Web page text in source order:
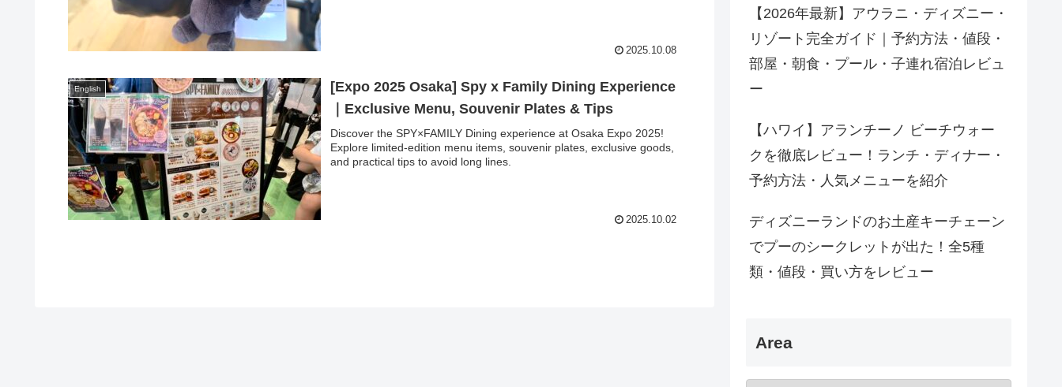
2025.10.08
English
[Expo 2025 Osaka] Spy x Family Dining Experience
｜Exclusive Menu, Souvenir Plates & Tips
Discover the SPY×FAMILY Dining experience at Osaka Expo 2025!
Explore limited-edition menu items, souvenir plates, exclusive goods,
and practical tips to avoid long lines.
2025.10.02
【2026年最新】アウラニ・ディズニー・
リゾート完全ガイド｜予約方法・値段・
部屋・朝食・プール・子連れ宿泊レビュ
ー
【ハワイ】アランチーノ ビーチウォー
クを徹底レビュー！ランチ・ディナー・
予約方法・人気メニューを紹介
ディズニーランドのお土産キーチェーン
でプーのシークレットが出た！全5種
類・値段・買い方をレビュー
Area